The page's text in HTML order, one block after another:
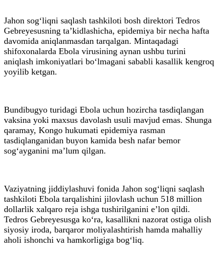
Jahon sog‘liqni saqlash tashkiloti bosh direktori Tedros
Gebreyesusning ta’kidlashicha, epidemiya bir necha hafta
davomida aniqlanmasdan tarqalgan. Mintaqadagi
shifoxonalarda Ebola virusining aynan ushbu turini
aniqlash imkoniyatlari bo‘lmagani sababli kasallik kengroq
yoyilib ketgan.
Bundibugyo turidagi Ebola uchun hozircha tasdiqlangan
vaksina yoki maxsus davolash usuli mavjud emas. Shunga
qaramay, Kongo hukumati epidemiya rasman
tasdiqlanganidan buyon kamida besh nafar bemor
sog‘ayganini ma’lum qilgan.
Vaziyatning jiddiylashuvi fonida Jahon sog‘liqni saqlash
tashkiloti Ebola tarqalishini jilovlash uchun 518 million
dollarlik xalqaro reja ishga tushirilganini e’lon qildi.
Tedros Gebreyesusga ko‘ra, kasallikni nazorat ostiga olish
siyosiy iroda, barqaror moliyalashtirish hamda mahalliy
aholi ishonchi va hamkorligiga bog‘liq.